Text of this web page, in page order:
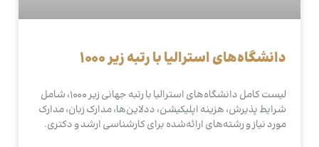
دانشگاه‌های استرالیا با رتبه زیر ۱۰۰۰
لیست کامل دانشگاه‌های استرالیا با رتبه جهانی زیر ۱۰۰۰، شامل
شرایط پذیرش، هزینه اپلیکیشن، ددلاین‌ها، مدارک زبان، مدارک
مورد نیاز و رشته‌های ارائه‌شده برای کارشناسی ارشد و دکتری.